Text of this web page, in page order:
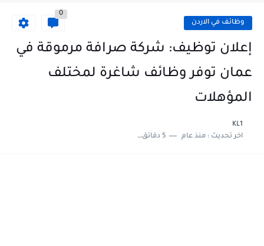
وظائف في الاردن
0
إعلان توظيف: شركة صرافة مرموقة في
عمان توفر وظائف شاغرة لمختلف
المؤهلات
KL1
اخر تحديث :منذ عام 5 دقائق للقراءة